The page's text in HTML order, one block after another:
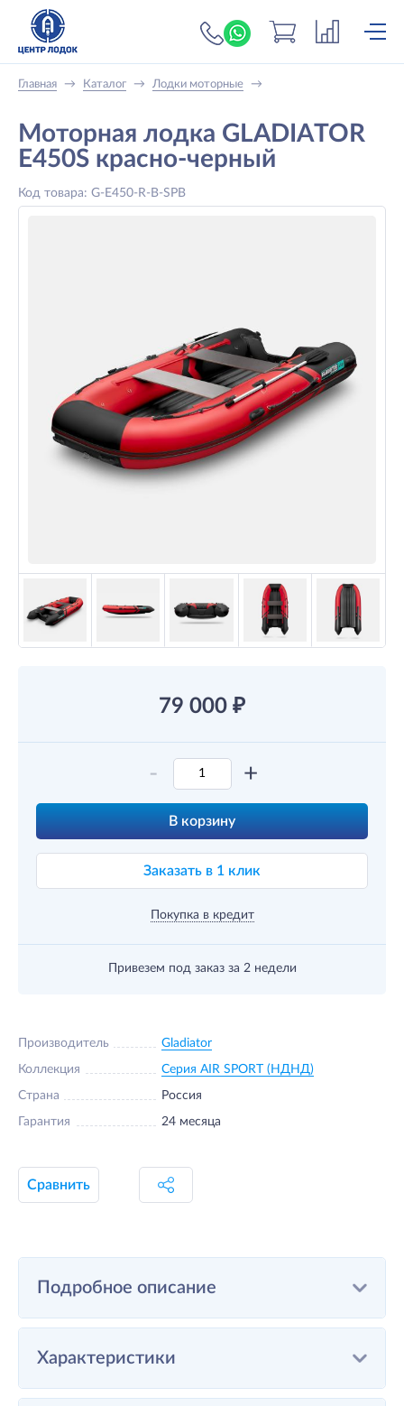
+7 (919) 698-56-
Главная → Каталог → Лодки моторные →
Моторная лодка GLADIATOR
E450S красно-черный
Код товара: G-E450-R-B-SPB
79 000 ₽
- +
В корзину
Заказать в 1 клик
Покупка в кредит
Привезем под заказ за 2 недели
Производитель Gladiator
Коллекция Серия AIR SPORT (НДНД)
Страна Россия
Гарантия 24 месяца
Сравнить
Подробное описание
Характеристики